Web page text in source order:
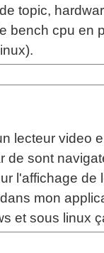
topic,
bench cpu en
lecteur video
de sont
l'affichage de
mon
et sous linux